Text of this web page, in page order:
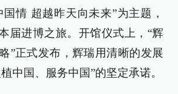
国情 超越昨天向未来”为主题，
届进博之旅。开馆仪式上，“辉
”正式发布，辉瑞用清晰的发展
中国、服务中国”的坚定承诺。